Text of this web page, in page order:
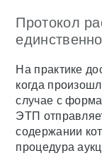
Протокол
На практике
когда
случае с
ЭТП
содержании
процедура